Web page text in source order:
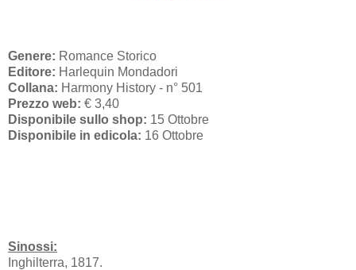
Genere: Romance Storico
Editore: Harlequin Mondadori
Collana: Harmony History - n° 501
Prezzo web: € 3,40
Disponibile sullo shop: 15 Ottobre
Disponibile in edicola: 16 Ottobre
Sinossi:
Inghilterra, 1817.